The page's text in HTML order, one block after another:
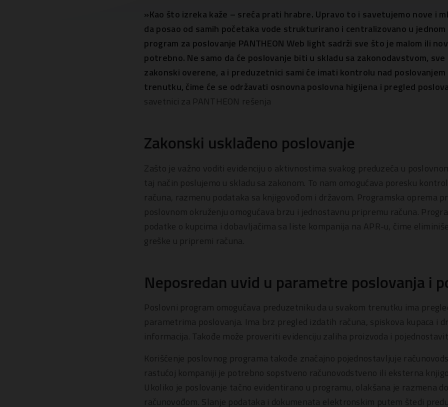
»Kao što izreka kaže – sreća prati hrabre. Upravo to i savetujemo nove i
da posao od samih početaka vode strukturirano i centralizovano u
program za poslovanje PANTHEON Web light sadrži sve što je malom ili
potrebno. Ne samo da će poslovanje biti u skladu sa zakonodavstvom,
zakonski overene, a i preduzetnici sami će imati kontrolu nad poslovanjem
trenutku, čime će se održavati osnovna poslovna higijena i pregled
savetnici za PANTHEON rešenja
Zakonski usklađeno poslovanje
Zašto je važno voditi evidenciju o aktivnostima svakog preduzeća u
taj način poslujemo u skladu sa zakonom. To nam omogućava poresku
računa, razmenu podataka sa knjigovođom i državom. Programska oprema
poslovnom okruženju omogućava brzu i jednostavnu pripremu računa.
podatke o kupcima i dobavljačima sa liste kompanija na APR-u, čime
greške u pripremi računa.
Neposredan uvid u parametre poslovanja i
Poslovni program omogućava preduzetniku da u svakom trenutku ima
parametrima poslovanja. Ima brz pregled izdatih računa, spiskova kupaca i
informacija. Takođe može proveriti evidenciju zaliha proizvoda i
Korišćenje poslovnog programa takođe značajno pojednostavljuje
rastućoj kompaniji je potrebno sopstveno računovodstveno ili eksterna
Ukoliko je poslovanje tačno evidentirano u programu, olakšana je razmena
računovođom. Slanje podataka i dokumenata elektronskim putem štedi